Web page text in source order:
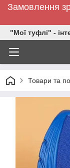
Замовлення
"Мої туфлі" -
Товари та